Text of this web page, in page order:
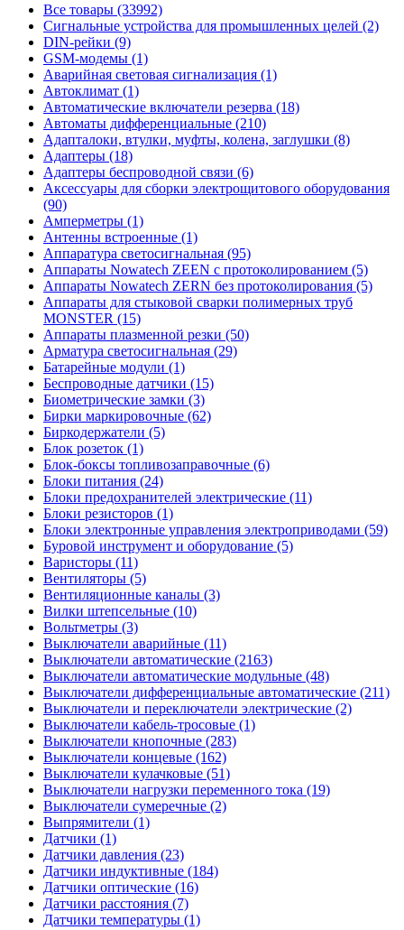
Все товары (33992)
Cигнальные устройства для промышленных целей (2)
DIN-рейки (9)
GSM-модемы (1)
Аварийная световая сигнализация (1)
Автоклимат (1)
Автоматические включатели резерва (18)
Автоматы дифференциальные (210)
Адапталоки, втулки, муфты, колена, заглушки (8)
Адаптеры (18)
Адаптеры беспроводной связи (6)
Аксессуары для сборки электрощитового оборудования
(90)
Амперметры (1)
Антенны встроенные (1)
Аппаратура светосигнальная (95)
Аппараты Nowatech ZEEN c протоколированием (5)
Аппараты Nowatech ZERN без протоколирования (5)
Аппараты для стыковой сварки полимерных труб
MONSTER (15)
Аппараты плазменной резки (50)
Арматура светосигнальная (29)
Батарейные модули (1)
Беспроводные датчики (15)
Биометрические замки (3)
Бирки маркировочные (62)
Биркодержатели (5)
Блок розеток (1)
Блок-боксы топливозаправочные (6)
Блоки питания (24)
Блоки предохранителей электрические (11)
Блоки резисторов (1)
Блоки электронные управления электроприводами (59)
Буровой инструмент и оборудование (5)
Варисторы (11)
Вентиляторы (5)
Вентиляционные каналы (3)
Вилки штепсельные (10)
Вольтметры (3)
Выключатели аварийные (11)
Выключатели автоматические (2163)
Выключатели автоматические модульные (48)
Выключатели дифференциальные автоматические (211)
Выключатели и переключатели электрические (2)
Выключатели кабель-тросовые (1)
Выключатели кнопочные (283)
Выключатели концевые (162)
Выключатели кулачковые (51)
Выключатели нагрузки переменного тока (19)
Выключатели сумеречные (2)
Выпрямители (1)
Датчики (1)
Датчики давления (23)
Датчики индуктивные (184)
Датчики оптические (16)
Датчики расстояния (7)
Датчики температуры (1)